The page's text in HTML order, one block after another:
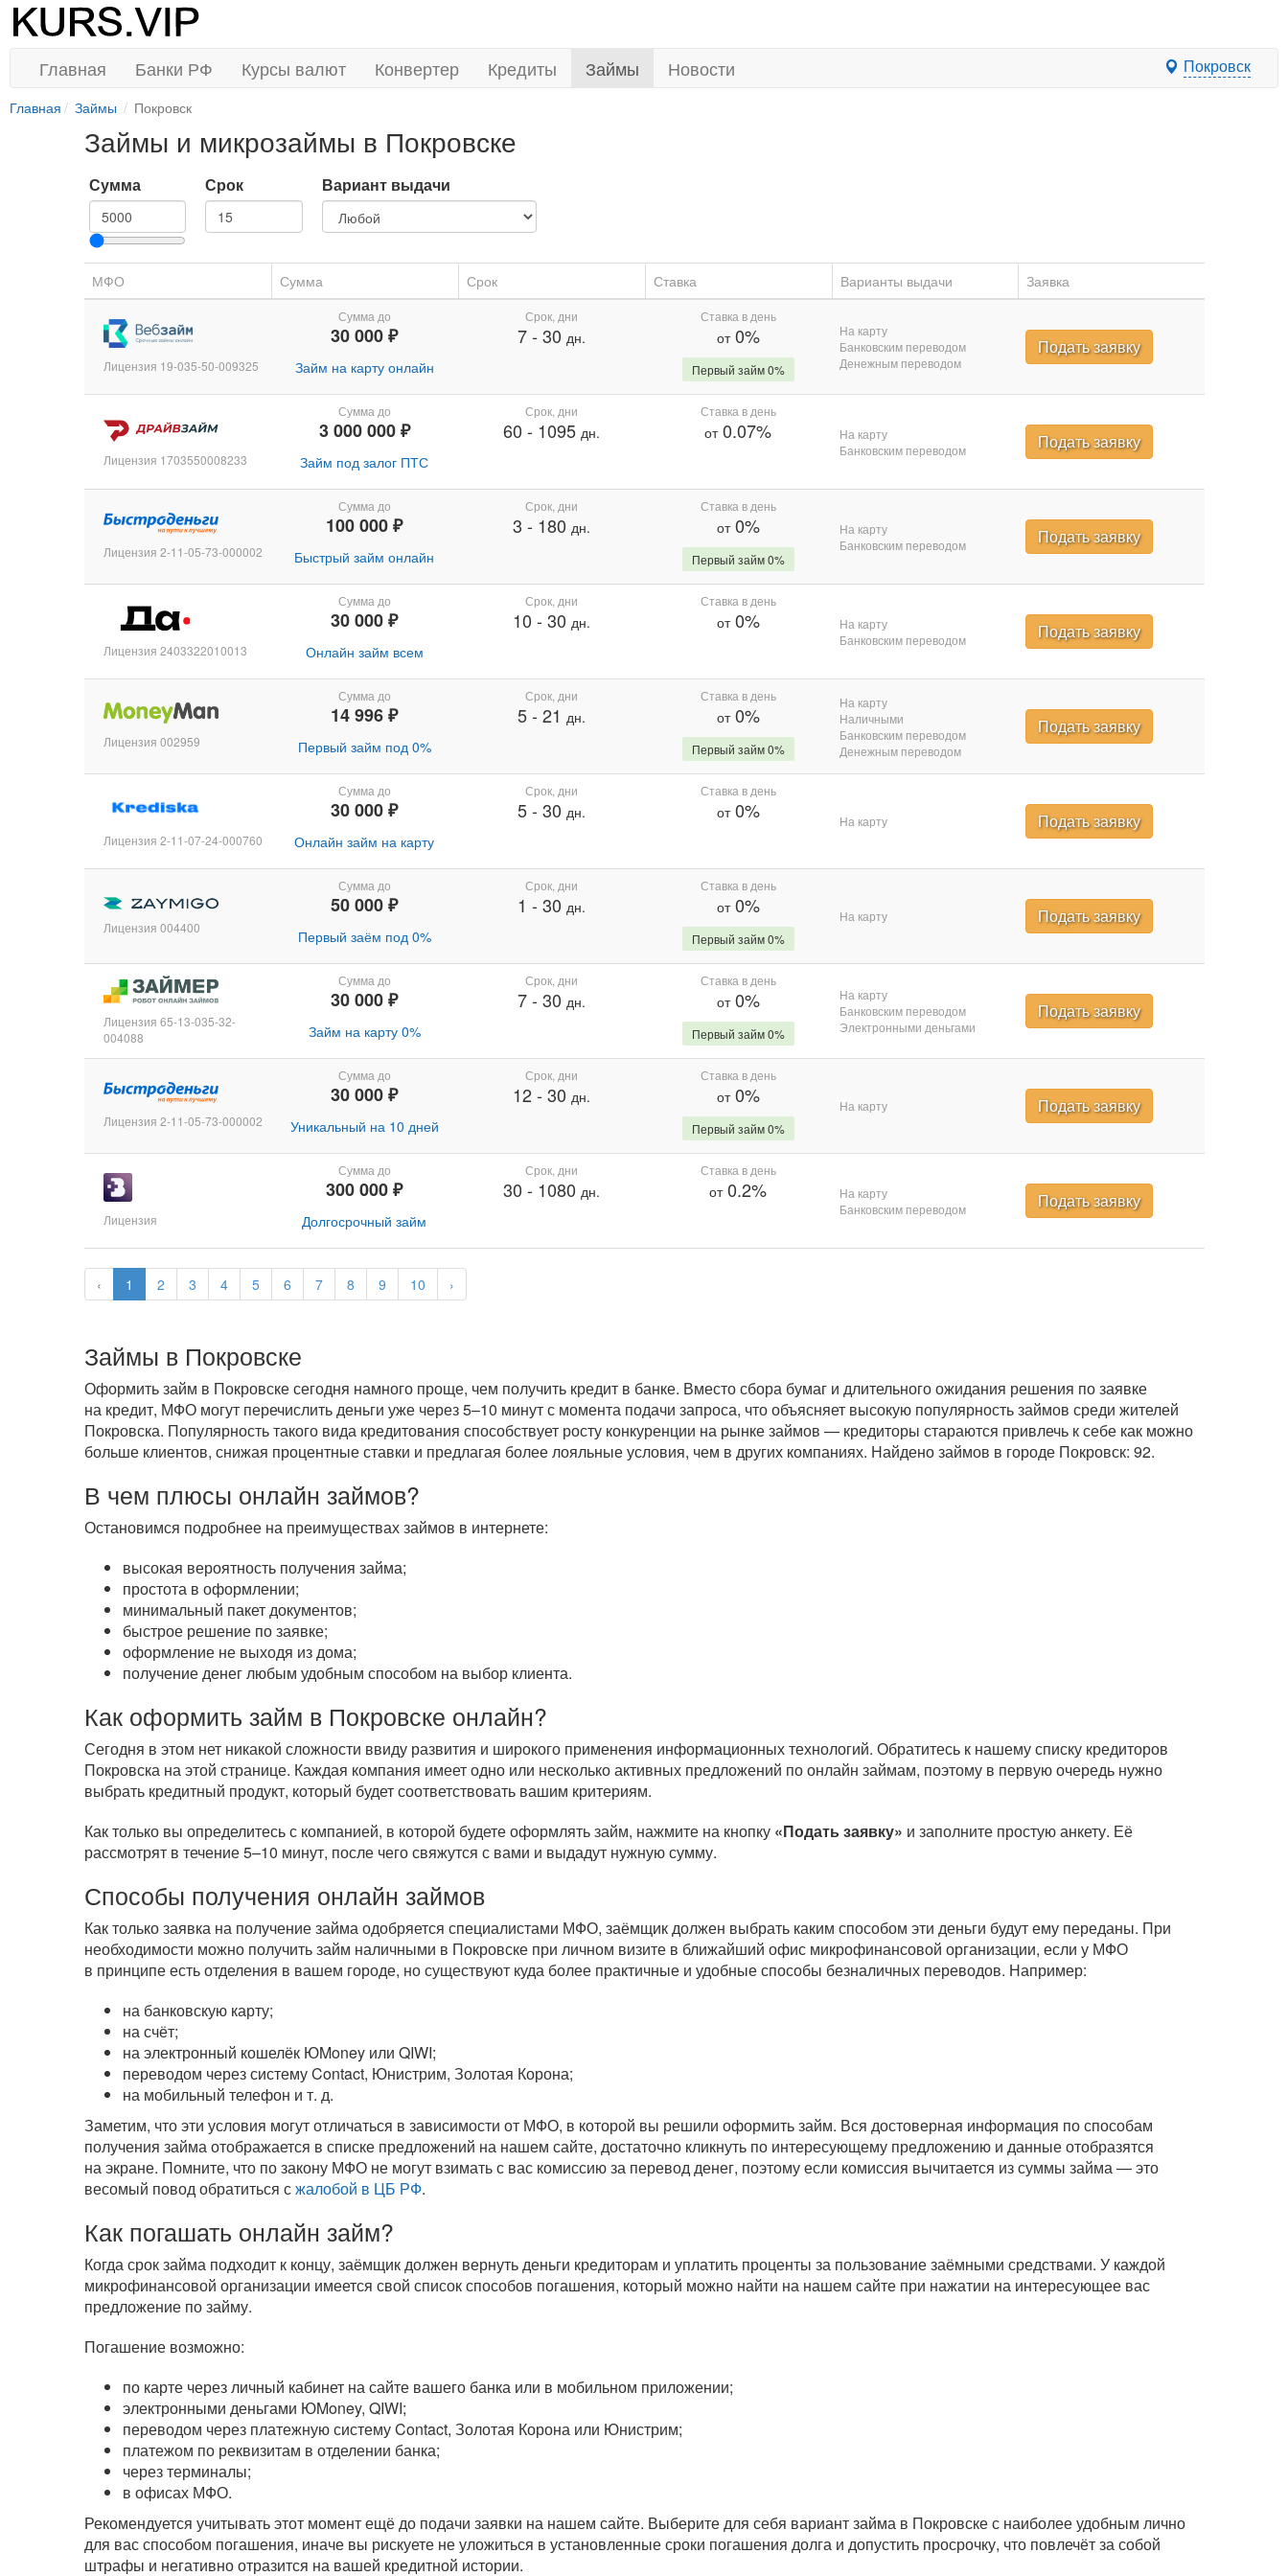
Главная Банки РФ Курсы валют Конвертер Кредиты Займы Новости Покровск
Главная Займы Покровск
Займы и микрозаймы в Покровске
Сумма Срок Вариант выдачи
МФО Сумма Срок Ставка Варианты выдачи Заявка
‹ 1 2 3 4 5 6 7 8 9 10 ›
Лицензия 19-035-50-009325
Сумма до
30 000 ₽
Займ на карту онлайн
Срок, дни
7- 30 дн.
Ставка в день
от0%
Первый займ 0%
На карту
Банковским переводом
Денежным переводом
Подать заявку
Лицензия 1703550008233
Сумма до
3 000 000 ₽
Займ под залог ПТС
Срок, дни
60 - 1095 дн.
Ставка в день
от0.07%
На карту
Банковским переводом
Подать заявку
Лицензия 2-11-05-73-000002
Сумма до
100 000 ₽
Быстрый займ онлайн
Срок, дни
3 - 180 дн.
Ставка в день
от0%
Первый займ 0%
На карту
Банковским переводом
Подать заявку
Лицензия 2403322010013
Сумма до
30 000 ₽
Онлайн займ всем
Срок, дни
10 - 30 дн.
Ставка в день
от0%
На карту
Банковским переводом
Подать заявку
Лицензия 002959
Сумма до
14 996 ₽
Первый займ под 0%
Срок, дни
5- 21 дн.
Ставка в день
от0%
Первый займ 0%
На карту
Наличными
Банковским переводом
Денежным переводом
Подать заявку
Лицензия 2-11-07-24-000760
Сумма до
30 000 ₽
Онлайн займ на карту
Срок, дни
5- 30 дн.
Ставка в день
от0% На карту Подать заявку
Лицензия 004400
Сумма до
50 000 ₽
Первый заём под 0%
Срок, дни
1 - 30 дн.
Ставка в день
от0%
Первый займ 0%
На карту Подать заявку
Лицензия 65-13-035-32-
004088
Сумма до
30 000 ₽
Займ на карту 0%
Срок, дни
7- 30 дн.
Ставка в день
от0%
Первый займ 0%
На карту
Банковским переводом
Электронными деньгами
Подать заявку
Лицензия 2-11-05-73-000002
Сумма до
30 000 ₽
Уникальный на 10 дней
Срок, дни
12- 30 дн.
Ставка в день
от0%
Первый займ 0%
На карту Подать заявку
Лицензия
Сумма до
300 000 ₽
Долгосрочный займ
Срок, дни
30 - 1080 дн.
Ставка в день
от0.2%
На карту
Банковским переводом
Подать заявку
Займы в Покровске
Оформить займ в Покровске сегодня намного проще, чем получить кредит в банке. Вместо сбора бумаг и длительного ожидания решения по заявке
на кредит, МФО могут перечислить деньги уже через 5–10 минут с момента подачи запроса, что объясняет высокую популярность займов среди жителей
Покровска. Популярность такого вида кредитования способствует росту конкуренции на рынке займов — кредиторы стараются привлечь к себе как можно
больше клиентов, снижая процентные ставки и предлагая более лояльные условия, чем в других компаниях. Найдено займов в городе Покровск: 92.
В чем плюсы онлайн займов?
Остановимся подробнее на преимуществах займов в интернете:
высокая вероятность получения займа;
простота в оформлении;
минимальный пакет документов;
быстрое решение по заявке;
оформление не выходя из дома;
получение денег любым удобным способом на выбор клиента.
Как оформить займ в Покровске онлайн?
Сегодня в этом нет никакой сложности ввиду развития и широкого применения информационных технологий. Обратитесь к нашему списку кредиторов
Покровска на этой странице. Каждая компания имеет одно или несколько активных предложений по онлайн займам, поэтому в первую очередь нужно
выбрать кредитный продукт, который будет соответствовать вашим критериям.
Как только вы определитесь с компанией, в которой будете оформлять займ, нажмите на кнопку «Подать заявку» и заполните простую анкету. Её
рассмотрят в течение 5–10 минут, после чего свяжутся с вами и выдадут нужную сумму.
Способы получения онлайн займов
Как только заявка на получение займа одобряется специалистами МФО, заёмщик должен выбрать каким способом эти деньги будут ему переданы. При
необходимости можно получить займ наличными в Покровске при личном визите в ближайший офис микрофинансовой организации, если у МФО
в принципе есть отделения в вашем городе, но существуют куда более практичные и удобные способы безналичных переводов. Например:
на банковскую карту;
на счёт;
на электронный кошелёк ЮMoney или QIWI;
переводом через систему Contact, Юнистрим, Золотая Корона;
на мобильный телефон и т. д.
Заметим, что эти условия могут отличаться в зависимости от МФО, в которой вы решили оформить займ. Вся достоверная информация по способам
получения займа отображается в списке предложений на нашем сайте, достаточно кликнуть по интересующему предложению и данные отобразятся
на экране. Помните, что по закону МФО не могут взимать с вас комиссию за перевод денег, поэтому если комиссия вычитается из суммы займа — это
весомый повод обратиться сжалобой в ЦБ РФ.
Как погашать онлайн займ?
Когда срок займа подходит к концу, заёмщик должен вернуть деньги кредиторам и уплатить проценты за пользование заёмными средствами. У каждой
микрофинансовой организации имеется свой список способов погашения, который можно найти на нашем сайте при нажатии на интересующее вас
предложение по займу.
Погашение возможно:
по карте через личный кабинет на сайте вашего банка или в мобильном приложении;
электронными деньгами ЮMoney, QIWI;
переводом через платежную систему Contact, Золотая Корона или Юнистрим;
платежом по реквизитам в отделении банка;
через терминалы;
в офисах МФО.
Рекомендуется учитывать этот момент ещё до подачи заявки на нашем сайте. Выберите для себя вариант займа в Покровске с наиболее удобным лично
для вас способом погашения, иначе вы рискуете не уложиться в установленные сроки погашения долга и допустить просрочку, что повлечёт за собой
штрафы и негативно отразится на вашей кредитной истории.